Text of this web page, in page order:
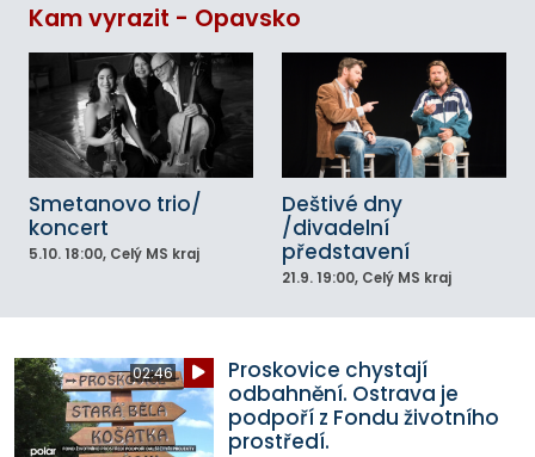
Kam vyrazit - Opavsko
Smetanovo trio/
koncert
5.10. 18:00, Celý MS kraj
Deštivé dny
/divadelní
představení
21.9. 19:00, Celý MS kraj
02:46
Proskovice chystají
odbahnění. Ostrava je
podpoří z Fondu životního
prostředí.